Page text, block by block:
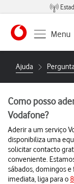
https://
Menu
Ajuda
Como posso
Vodafone?
Aderir a um serviço
disponibiliza uma
solicitar contacto
conveniente.
sábados, domingos e
imediata, liga para o